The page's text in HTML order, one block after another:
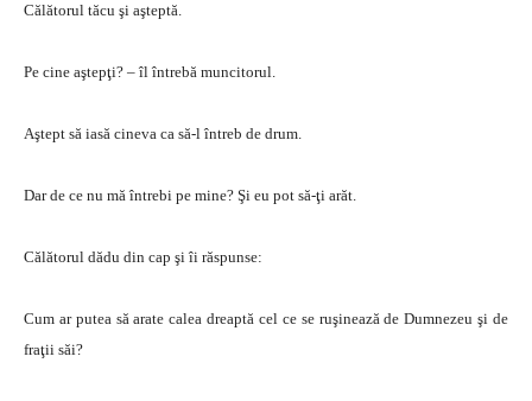
Călătorul tăcu şi aşteptă.
Pe cine aştepţi? – îl întrebă muncitorul.
Aştept să iasă cineva ca să-l întreb de drum.
Dar de ce nu mă întrebi pe mine? Şi eu pot să-ţi arăt.
Călătorul dădu din cap şi îi răspunse:
Cum ar putea să arate calea dreaptă cel ce se ruşinează de Dumnezeu şi de
fraţii săi?